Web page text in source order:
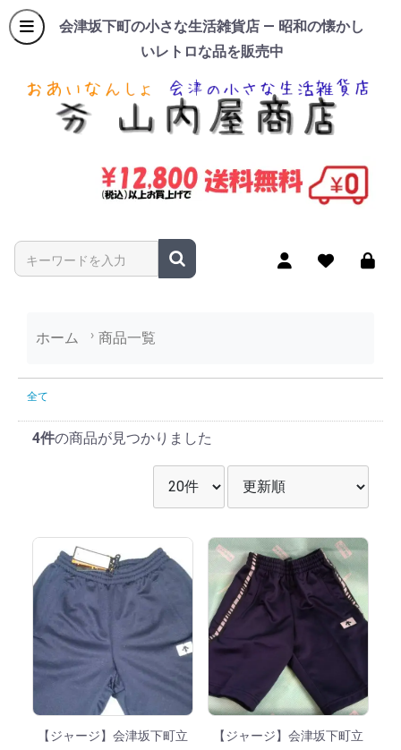
会津坂下町の小さな生活雑貨店 — 昭和の懐かし
いレトロな品を販売中
商品名やキーワードを入力
ホーム 商品一覧
商品一覧
全て
4件の商品が見つかりました
並び順を選択
【ジャージ】会津坂下町立
【ジャージ】会津坂下町立